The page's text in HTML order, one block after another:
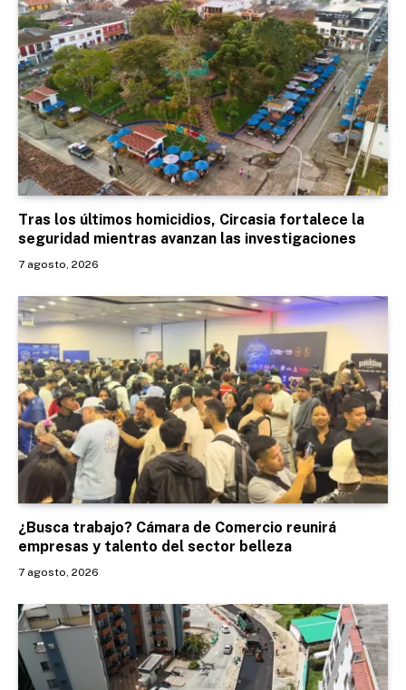
Tras los últimos homicidios, Circasia fortalece la
seguridad mientras avanzan las investigaciones
7 agosto, 2026
¿Busca trabajo? Cámara de Comercio reunirá
empresas y talento del sector belleza
7 agosto, 2026